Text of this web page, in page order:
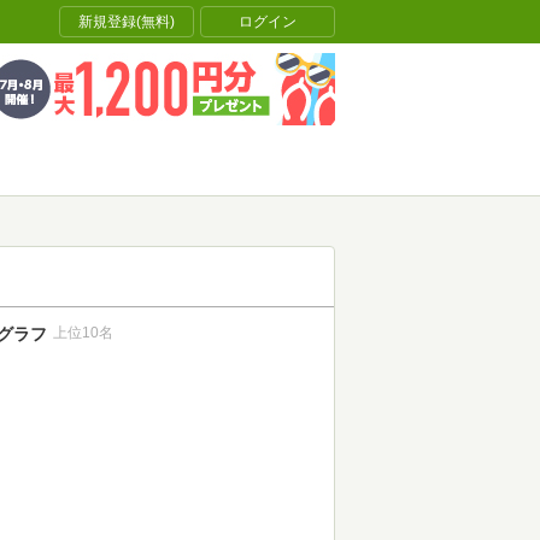
新規登録(無料) ログイン
ラフ 上位10名